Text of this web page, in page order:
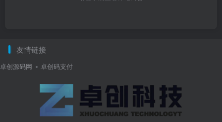
友情链接
卓创源码网 卓创码支付